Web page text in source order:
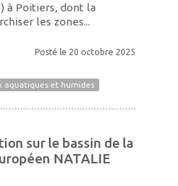
à Poitiers, dont la
les zones...
Posté le 20 octobre 2025
aquatiques et humides
sur le bassin de la
NATALIE